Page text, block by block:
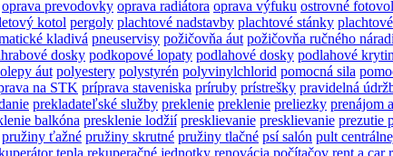
oprava prevodovky oprava radiátora oprava výfuku ostrovné
kotol pergoly plachtové nadstavby plachtové stánky
kladivá pneuservisy požičovňa áut požičovňa ručného
dosky podkopové lopaty podlahové dosky podlahové
áut polyestery polystyrén polyvinylchlorid pomocná sila
na STK príprava staveniska príruby prístrešky pravidelná
prekladateľské služby preklenie preklenie preliezky prenájom
balkóna presklenie lodžií presklievanie presklievanie prezutie
pružiny ťažné pružiny skrutné pružiny tlačné psí salón pult
tepla rekuperačné jednotky renovácia počítačov rent a car